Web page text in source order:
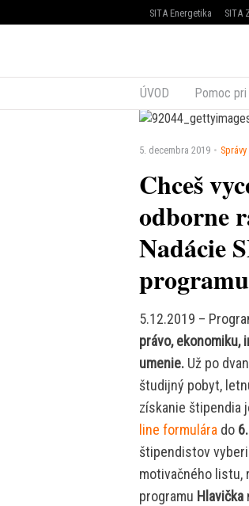
SITA Energetika SITA
ÚVOD Pomoc pri
5. decembra 2019 Správy
Chceš
odborne
Nadácie
5.12.2019 –
právo, ekonomiku,
umenie. Už po
študijný pobyt,
získanie štipendia
line formulára do
štipendistov
motivačného listu,
programu Hlavička